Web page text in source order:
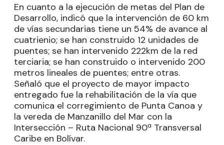
En cuanto a la ejecución de metas del Plan de
Desarrollo, indicó que la intervención de 60 km
de vías secundarias tiene un 54% de avance al
cuatrienio; se han construido 12 unidades de
puentes; se han intervenido 222km de la red
terciaria; se han construido o intervenido 200
metros lineales de puentes; entre otras.
Señaló que el proyecto de mayor impacto
entregado fue la rehabilitación de la vía que
comunica el corregimiento de Punta Canoa y
la vereda de Manzanillo del Mar con la
Intersección – Ruta Nacional 90ª Transversal
Caribe en Bolívar.